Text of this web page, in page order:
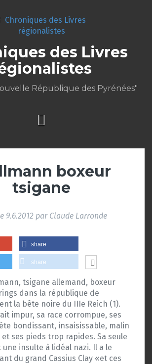
des Livres
République des Pyrénées"
boxeur
tsigane
9.6.2012par Claude Larronde
share
share
tsigane allemand, boxeur
dans la république de
la bête noire du IIIe Reich (1).
impur, sa race corrompue, ses
bondissant, insaisissable, malin
ses pieds trop rapides. Sa seule
insulte à lidéal nazi. Il a le
du grand Cassius Clay «et ces